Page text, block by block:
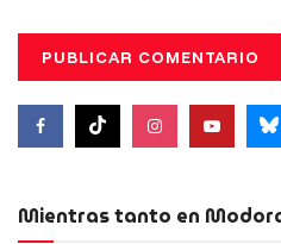
Mientras tanto en